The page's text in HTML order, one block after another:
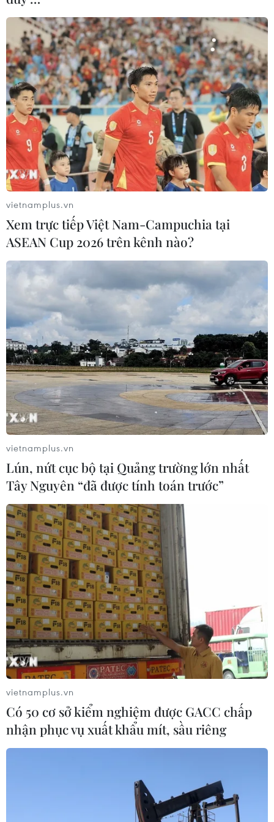
Gỡ khó trong kinh doanh vận tải hành
khách tuyến cố định, hợp đồng
04/11/2019 07:55
Có nhiều nguyên nhân dẫn đến sự lộng hành của xe
dù, bến cóc, xe hợp đồng trá hình vận tải khách liên tỉnh
nhưng chủ yếu vẫn là vấn đề cơ chế, chính sách còn
nhiều lỗ hổng.
Bộ GTVT nói gì khi làm Nghị định trong 3
năm vẫn chưa được ban hành?
07/11/2019 02:29
Sau 11 lần trình và sau 3 năm xây dựng, dự thảo Nghị
định 86 sửa đổi mà Bộ Giao thông Vận tải thực hiện xây
dựng vẫn đang chờ Chính phủ phê duyệt, ban hành.
vietnamplus.vn
Xem trực tiếp Việt Nam-Campuchia tại
ASEAN Cup 2026 trên kênh nào?
vietnamplus.vn
Lún, nứt cục bộ tại Quảng trường lớn nhất
Tây Nguyên “đã được tính toán trước”
vietnamplus.vn
Có 50 cơ sở kiểm nghiệm được GACC chấp
nhận phục vụ xuất khẩu mít, sầu riêng